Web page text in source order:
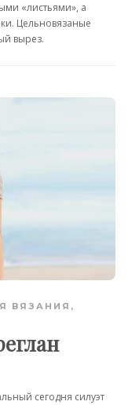
«листьями», а
Цельновязаные
вырез.
ВЯЗАНИЯ ,
сегодня силуэт